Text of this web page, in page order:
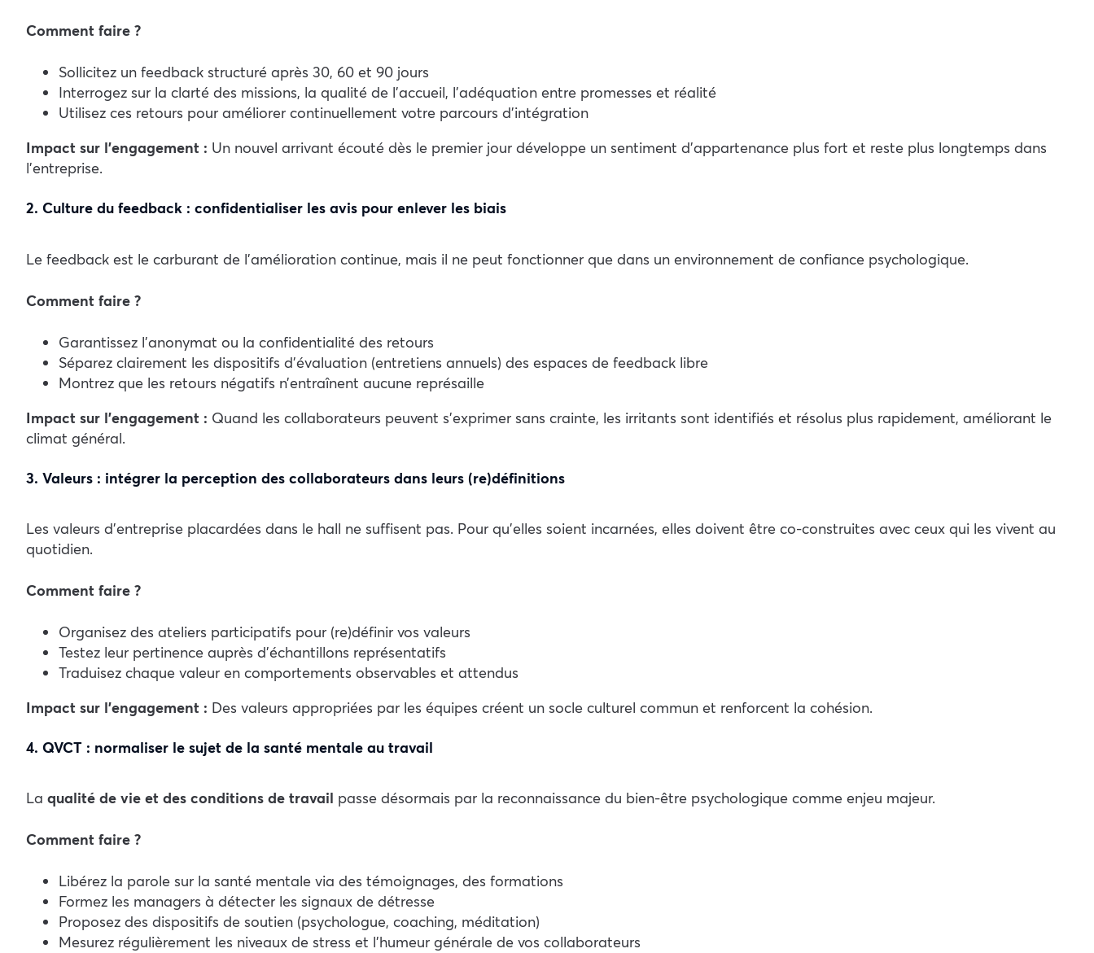
Comment faire ?
Sollicitez un feedback structuré après 30, 60 et 90 jours
Interrogez sur la clarté des missions, la qualité de l’accueil, l’adéquation entre promesses et réalité
Utilisez ces retours pour améliorer continuellement votre parcours d’intégration
Impact sur l’engagement : Un nouvel arrivant écouté dès le premier jour développe un sentiment d’appartenance plus fort et reste plus longtemps dans
l’entreprise.
2. Culture du feedback : confidentialiser les avis pour enlever les biais
Le feedback est le carburant de l’amélioration continue, mais il ne peut fonctionner que dans un environnement de confiance psychologique.
Comment faire ?
Garantissez l’anonymat ou la confidentialité des retours
Séparez clairement les dispositifs d’évaluation (entretiens annuels) des espaces de feedback libre
Montrez que les retours négatifs n’entraînent aucune représaille
Impact sur l’engagement : Quand les collaborateurs peuvent s’exprimer sans crainte, les irritants sont identifiés et résolus plus rapidement, améliorant le
climat général.
3. Valeurs : intégrer la perception des collaborateurs dans leurs (re)définitions
Les valeurs d’entreprise placardées dans le hall ne suffisent pas. Pour qu’elles soient incarnées, elles doivent être co-construites avec ceux qui les vivent au
quotidien.
Comment faire ?
Organisez des ateliers participatifs pour (re)définir vos valeurs
Testez leur pertinence auprès d’échantillons représentatifs
Traduisez chaque valeur en comportements observables et attendus
Impact sur l’engagement : Des valeurs appropriées par les équipes créent un socle culturel commun et renforcent la cohésion.
4. QVCT : normaliser le sujet de la santé mentale au travail
La qualité de vie et des conditions de travail passe désormais par la reconnaissance du bien-être psychologique comme enjeu majeur.
Comment faire ?
Libérez la parole sur la santé mentale via des témoignages, des formations
Formez les managers à détecter les signaux de détresse
Proposez des dispositifs de soutien (psychologue, coaching, méditation)
Mesurez régulièrement les niveaux de stress et l’humeur générale de vos collaborateurs